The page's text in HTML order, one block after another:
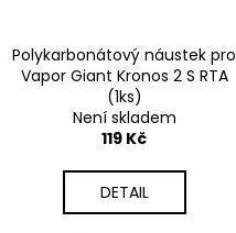
Polykarbonátový náustek pro
Vapor Giant Kronos 2 S RTA
(1ks)
Není skladem
119 Kč
DETAIL